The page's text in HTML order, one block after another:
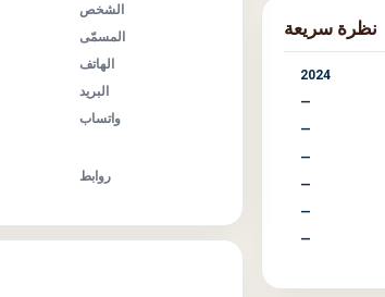
نظرة سريعة
2024
—
—
—
—
—
—
الشخص
المسمّى
الهاتف
البريد
واتساب
روابط